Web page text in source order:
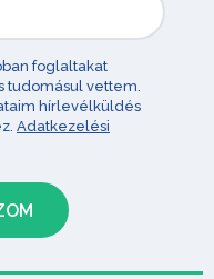
foglaltakat
tudomásul vettem.
hírlevélküldés
Adatkezelési